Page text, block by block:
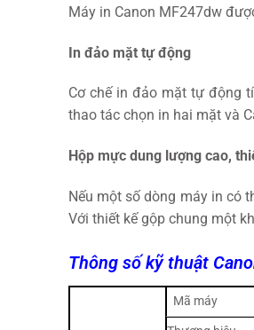
Máy in Canon MF247dw
In đảo mặt tự động
Cơ chế in đảo mặt tự động
thao tác chọn in hai mặt và
Hộp mực dung lượng cao,
Nếu một số dòng máy in có
Với thiết kế gộp chung một
Thông số kỹ thuật
Mã máy